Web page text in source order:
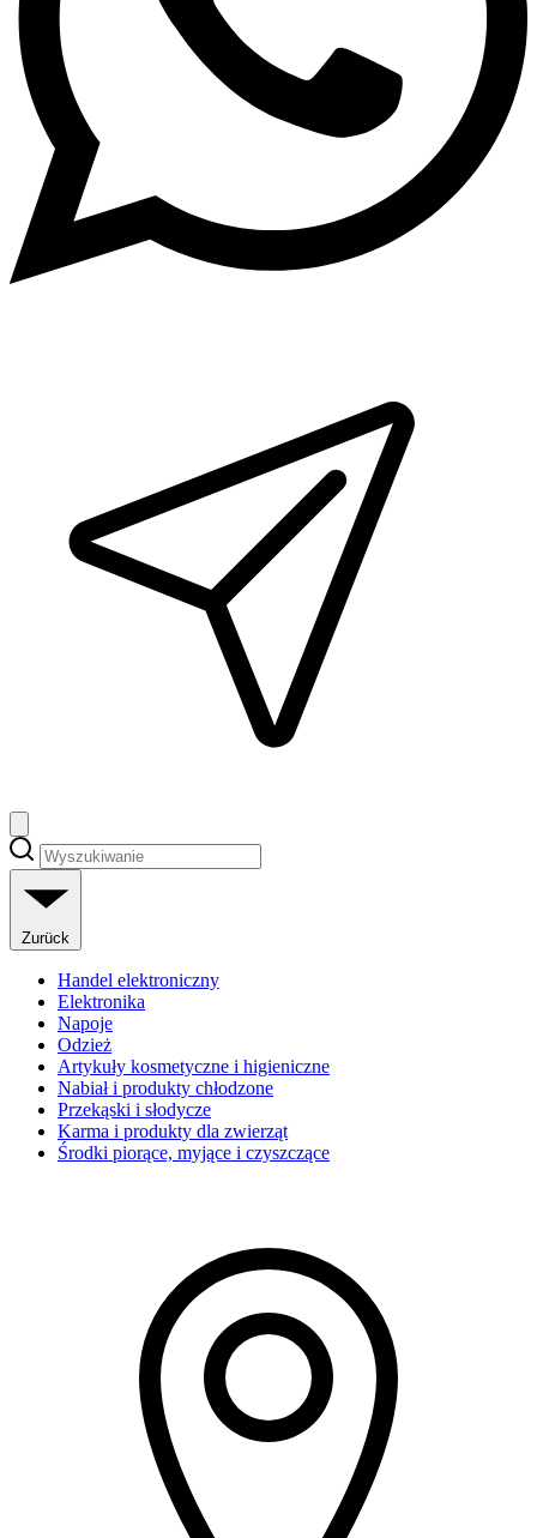
Zurück
Handel elektroniczny
Elektronika
Napoje
Odzież
Artykuły kosmetyczne i higieniczne
Nabiał i produkty chłodzone
Przekąski i słodycze
Karma i produkty dla zwierząt
Środki piorące, myjące i czyszczące